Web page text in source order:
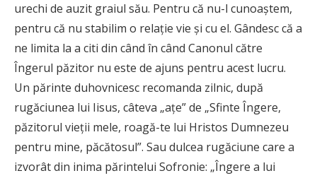
urechi de auzit graiul său. Pentru că nu-l cunoaștem,
pentru că nu stabilim o relație vie și cu el. Gândesc că a
ne limita la a citi din când în când Canonul către
Îngerul păzitor nu este de ajuns pentru acest lucru.
Un părinte duhovnicesc recomanda zilnic, după
rugăciunea lui Iisus, câteva „ațe” de „Sfinte Îngere,
păzitorul vieții mele, roagă-te lui Hristos Dumnezeu
pentru mine, păcătosul”. Sau dulcea rugăciune care a
izvorât din inima părintelui Sofronie: „Îngere a lui